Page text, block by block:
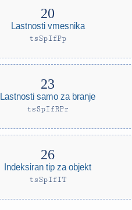
Lastnosti vmesnika
tsSpIfPp
Lastnosti samo za branje
tsSpIfRPr
Indeksiran tip za objekt
tsSpIfIT